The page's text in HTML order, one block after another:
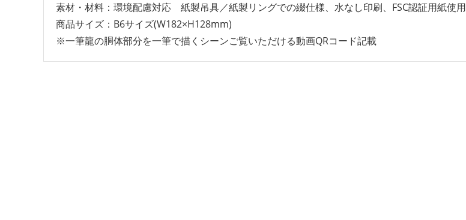
素材・材料：環境配慮対応 紙製吊具／紙製リングでの綴仕様、水なし印刷、FSC認証用紙使用
商品サイズ：‎B6サイズ(W182×H128mm)
※一筆龍の胴体部分を一筆で描くシーンご覧いただける動画QRコード記載